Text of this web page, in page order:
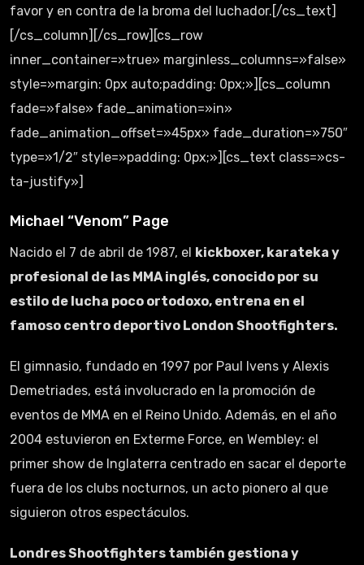
favor y en contra de la broma del luchador.[/cs_text]
[/cs_column][/cs_row][cs_row
inner_container=»true» marginless_columns=»false»
style=»margin: 0px auto;padding: 0px;»][cs_column
fade=»false» fade_animation=»in»
fade_animation_offset=»45px» fade_duration=»750″
type=»1/2″ style=»padding: 0px;»][cs_text class=»cs-
ta-justify»]
Michael “Venom” Page
Nacido el 7 de abril de 1987, el kickboxer, karateka y
profesional de las MMA inglés, conocido por su
estilo de lucha poco ortodoxo, entrena en el
famoso centro deportivo London Shootfighters.
El gimnasio, fundado en 1997 por Paul Ivens y Alexis
Demetriades, está involucrado en la promoción de
eventos de MMA en el Reino Unido. Además, en el año
2004 estuvieron en Exterme Force, en Wembley: el
primer show de Inglaterra centrado en sacar el deporte
fuera de los clubs nocturnos, un acto pionero al que
siguieron otros espectáculos.
Londres Shootfighters también gestiona y